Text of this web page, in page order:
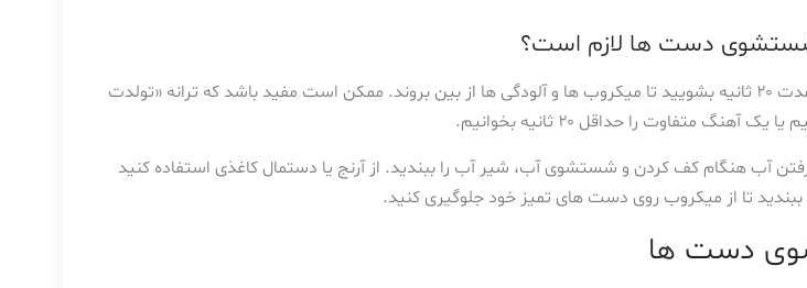
دست ها لازم است؟
دست های خود را به مدت ۲۰ ثانیه بشویید تا میکروب ها و آلودگی ها از بین بروند. ممکن است مفید باشد که ترانه «تولدت
آهنگ متفاوت را حداقل ۲۰ ثانیه بخوانیم.
آب هنگام کف کردن و شستشوی آب، شیر آب را ببندید. از آرنج یا دستمال کاغذی استفاده کنید
ببندید تا از میکروب روی دست های تمیز خود جلوگیری کنید.
دست ها